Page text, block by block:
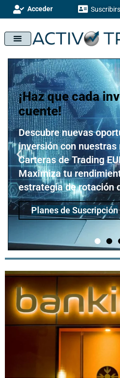
Acceder
¡Haz que cada
cuente!
Descubre nuevas
inversión con nuestras
Carteras de Trading
Maximiza tu
estrategia de rotación
Planes de Suscripción